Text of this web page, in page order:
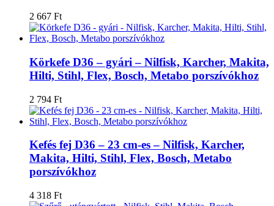
2 667 Ft
Körkefe D36 – gyári – Nilfisk, Karcher, Makita,
Hilti, Stihl, Flex, Bosch, Metabo porszívókhoz
2 794 Ft
Kefés fej D36 – 23 cm-es – Nilfisk, Karcher,
Makita, Hilti, Stihl, Flex, Bosch, Metabo
porszívókhoz
4 318 Ft